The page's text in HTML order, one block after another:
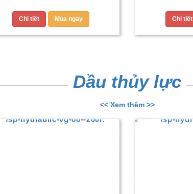
Chi tiết Mua ngay Chi tiết
Dầu thủy lực
<< Xem thêm >>